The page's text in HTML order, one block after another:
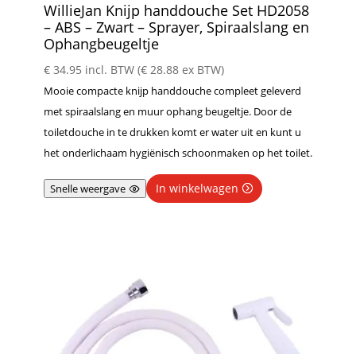
WillieJan Knijp handdouche Set HD2058
– ABS – Zwart – Sprayer, Spiraalslang en
Ophangbeugeltje
€34.95 incl. BTW (€28.88ex BTW)
Mooie compacte knijp handdouche compleet geleverd
met spiraalslang en muur ophang beugeltje. Door de
toiletdouche in te drukken komt er water uit en kunt u
het onderlichaam hygiënisch schoonmaken op het toilet.
Snelle weergave In winkelwagen